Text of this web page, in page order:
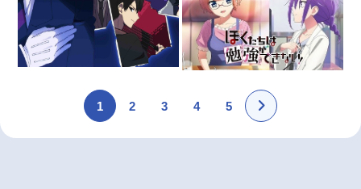
1 2 3 4 5